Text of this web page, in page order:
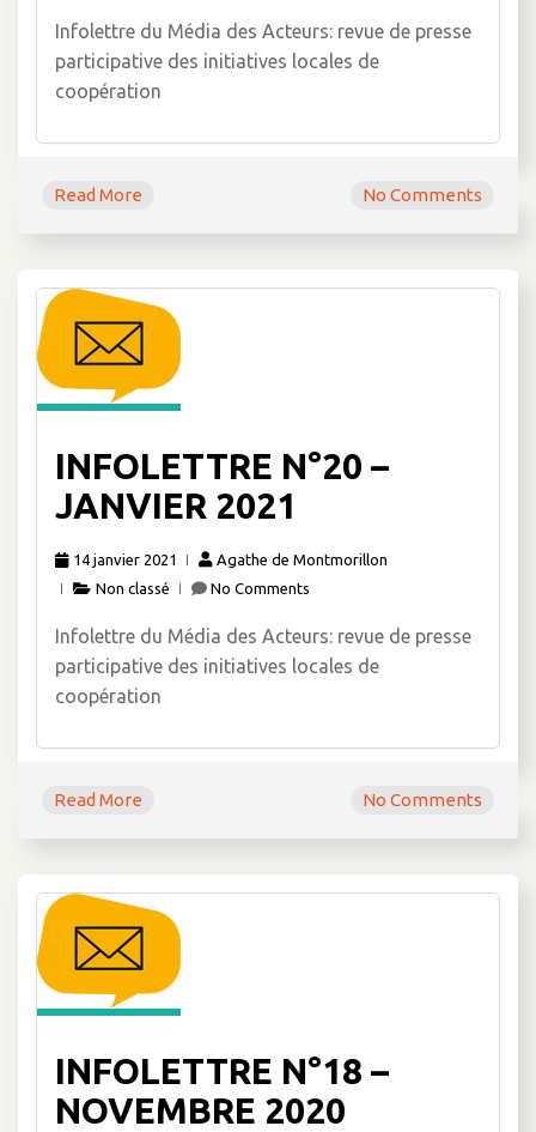
Infolettre du Média des Acteurs: revue de presse
participative des initiatives locales de
coopération
Read More No Comments
INFOLETTRE N°20 –
JANVIER 2021
14 janvier 2021
Agathe de Montmorillon
Non classé
No Comments
Infolettre du Média des Acteurs: revue de presse
participative des initiatives locales de
coopération
Read More No Comments
INFOLETTRE N°18 –
NOVEMBRE 2020